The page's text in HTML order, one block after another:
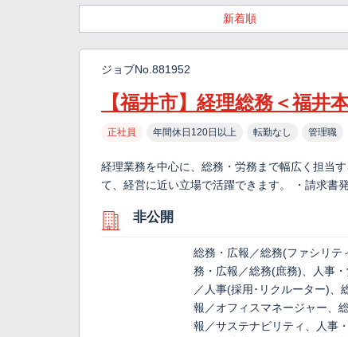
新着順
ジョブNo.881952
【福井市】経理総務＜福井
正社員 年間休日120日以上 転勤なし 管理職
経理業務を中心に、総務・労務まで幅広く担当
て、経営に近い立場で活躍できます。 ・請求書
非公開
総務・広報／総務(ファシリテ
務・広報／総務(庶務)、人事
／人事(採用･リクルーター)、
報／オフィスマネージャー、
報／サステナビリティ、人事